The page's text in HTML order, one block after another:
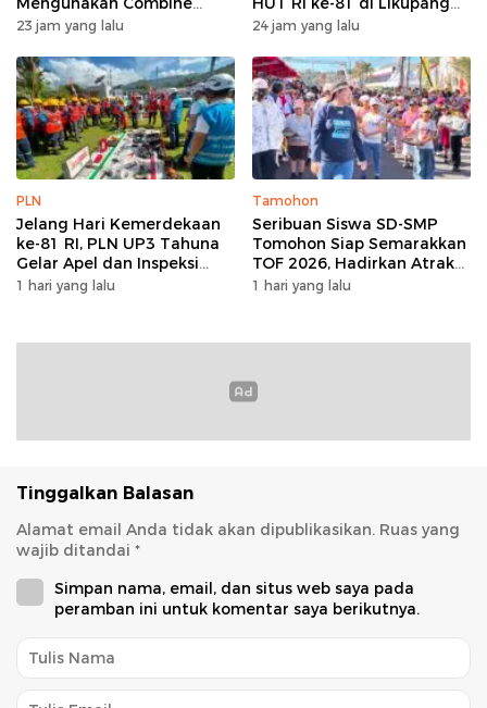
Harvester
23 jam yang lalu
Barat
24 jam yang lalu
PLN
Jelang Hari Kemerdekaan
ke-81 RI, PLN UP3 Tahuna
Gelar Apel dan Inspeksi
Peralatan Guna Pastikan
1 hari yang lalu
Tamohon
Seribuan Siswa SD-SMP
Tomohon Siap Semarakkan
TOF 2026, Hadirkan Atraksi
Kolosal dan Harmoni Seni
1 hari yang lalu
Tinggalkan Balasan
Alamat email Anda tidak akan dipublikasikan. Ruas yang
wajib ditandai *
Simpan nama, email, dan situs web saya pada
peramban ini untuk komentar saya berikutnya.